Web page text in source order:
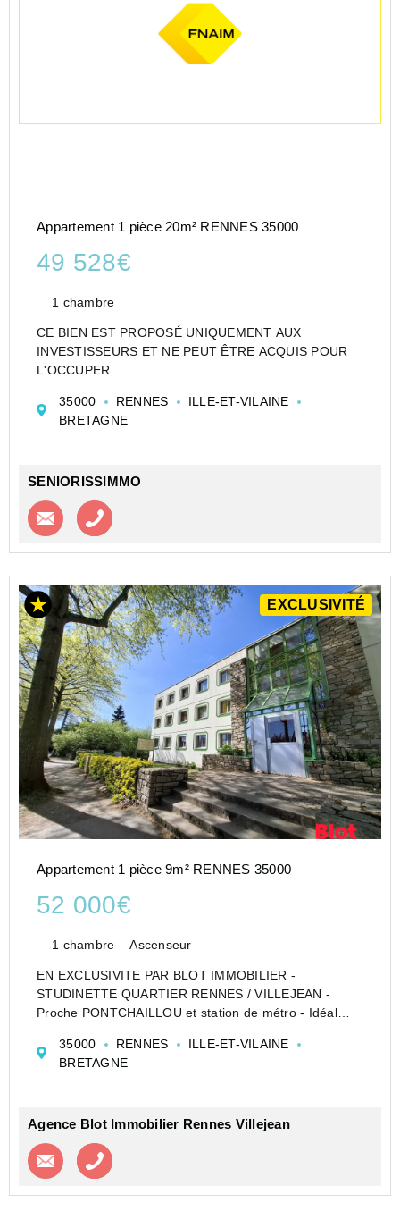
Appartement 1 pièce 20m² RENNES 35000
49 528€
1 chambre
CE BIEN EST PROPOSÉ UNIQUEMENT AUX
INVESTISSEURS ET NE PEUT ÊTRE ACQUIS POUR
L'OCCUPER
D'AFFAIRES DE TYPE T1 DE 20 M² À RENNES -
APPART'CITY - RENNES - SAINT GRÉGOIRE -
35000 RENNES
ILLE-ET-VILAINE
BRETAGNE
SENIORISSIMMO
Contacter l'agence
EXCLUSIVITÉ
Appartement 1 pièce 9m² RENNES 35000
52 000€
1 chambre Ascenseur
EN EXCLUSIVITE PAR BLOT IMMOBILIER -
STUDINETTE QUARTIER RENNES / VILLEJEAN -
Proche PONTCHAILLOU et station de métro - Idéal
environ, entièrement refaite, à belle rentabilité
comprenant pièce principale...
35000 RENNES
ILLE-ET-VILAINE
BRETAGNE
Agence Blot Immobilier Rennes Villejean
Contacter l'agence